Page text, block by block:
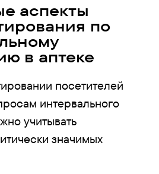
аспекты
по
в аптеке
посетителей
интервального
учитывать
значимых